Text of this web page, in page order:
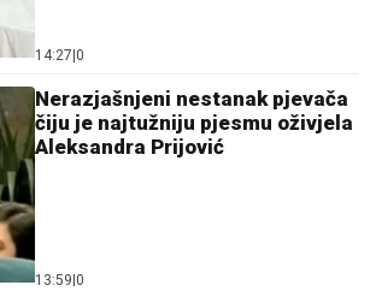
14:27 0
Nerazjašnjeni nestanak pjevača
čiju je najtužniju pjesmu oživjela
Aleksandra Prijović
13:59 0